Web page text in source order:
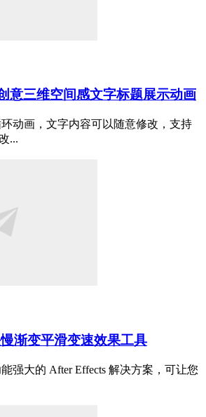
意三维空间感文字标题展示动画
动画，文字内容可以随意修改，支持
...
渐变平滑变速效果工具
强大的 After Effects 解决方案，可让您